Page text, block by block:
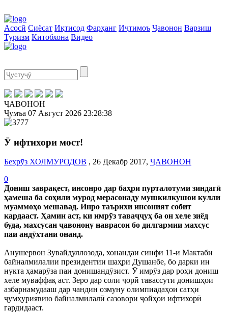
Асосӣ Сиёсат Иқтисод Фарҳанг Иҷтимоъ Ҷавонон Варзиш
Туризм Китобхона Видео
ҶАВОНОН
Ҷумъа 07 Август 2026 23:28:38
Ӯ ифтихори мост!
Беҳрӯз ХОЛМУРОДОВ , 26 Декабр 2017, ҶАВОНОН
0
Дониш заврақест, инсонро дар баҳри пурталотуми зиндагӣ
ҳамеша ба соҳили мурод мерасонаду мушкилкушои кулли
муаммоҳо мешавад. Инро таърихи инсоният собит
кардааст. Ҳамин аст, ки имрӯз таваҷҷуҳ ба он хеле зиёд
буда, махсусан ҷавонону наврасон бо дилгармии махсус
паи андӯхтани онанд.
Анушервон Зувайдуллозода, хонандаи синфи 11-и Мактаби
байналмилалии президентии шаҳри Душанбе, бо дарки ин
нукта ҳамарӯза паи донишандӯзист. Ӯ имрӯз дар роҳи дониш
хеле муваффақ аст. Зеро дар соли ҷорӣ тавассути донишҳои
азбарнамудааш дар чандин озмуну олимпиадаҳои сатҳи
ҷумҳуриявию байналмилалӣ сазовори ҷойҳои ифтихорӣ
гардидааст.